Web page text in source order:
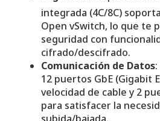
integrada (4C/8C)
Open vSwitch, lo que te
seguridad con
cifrado/descifrado.
Comunicación de Datos
12 puertos GbE (Gigabit
velocidad de cable y 2
para satisfacer la